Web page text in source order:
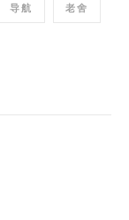
导航 老舍